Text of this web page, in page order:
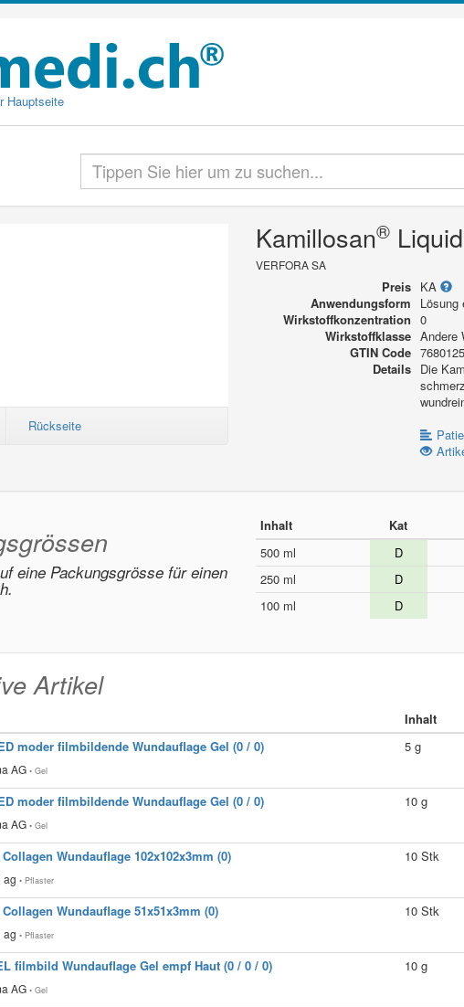
Hauptseite
Rückseite
Kamillosan®
VERFORA SA
Preis KA
Anwendungsform
Lösung
Wirkstoffkonzentration 0
Wirkstoffklasse Andere
GTIN Code
Details Die
eine Packungsgrösse für einen
Inhalt Kat
500 ml
D
250 ml
D
100 ml
D
Artikel
Inhalt
moder filmbildende Wundauflage Gel (0 / 0)
AG • Gel
5 g
moder filmbildende Wundauflage Gel (0 / 0)
AG • Gel
10 g
Collagen Wundauflage 102x102x3mm (0)
ag • Pflaster
10 Stk
Collagen Wundauflage 51x51x3mm (0)
ag • Pflaster
10 Stk
filmbild Wundauflage Gel empf Haut (0 / 0 / 0)
AG • Gel
10 g